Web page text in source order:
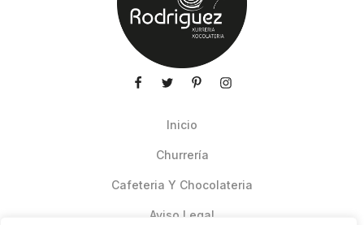
Inicio
Churrería
Cafeteria Y Chocolateria
Aviso Legal